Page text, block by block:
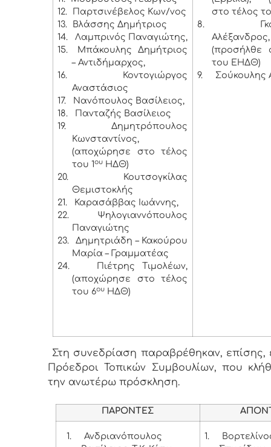
12.
Παρτσινέβελος Κων/νος
13.
Βλάσσης Δημήτριος
14.
Λαμπρινός Παναγιώτης,
15.
Μπάκουλης Δημήτριος
– Αντιδήμαρχος,
16.
Κοντογιώργος
Αναστάσιος
17.
Νανόπουλος Βασίλειος,
18.
Πανταζής Βασίλειος
19.
Δημητρόπουλος
Κωνσταντίνος,
(αποχώρησε στο τέλος
του 1ουΗΔΘ)
20.
Κουτσογκίλας
Θεμιστοκλής
21.
Καρασάββας Ιωάννης,
22.
Ψηλογιαννόπουλος
Παναγιώτης
23.
Δημητριάδη – Κακούρου
Μαρία – Γραμματέας
24.
Πιέτρης Τιμολέων,
(αποχώρησε στο τέλος
του 6ουΗΔΘ)
στο τέλος
8.
Αλέξανδρος,
(προσήλθε
του ΕΗΔΘ)
9.
Σούκουλης
Στη συνεδρίαση παραβρέθηκαν, επίσης,
Πρόεδροι Τοπικών Συμβουλίων, που
την ανωτέρω πρόσκληση.
ΠΑΡΟΝΤΕΣ
1.
Ανδριανόπουλος
1.